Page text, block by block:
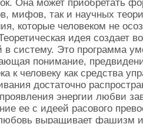
Она может приобретать
мифов, так и научных
которые человеком не
идея создает
в систему. Это программа
понимание,
к человеку как средства
достаточно
энергии любви
ее с идеей расового
выращивает фашизм